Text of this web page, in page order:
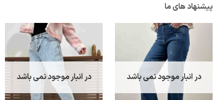
پیشنهاد های ما
در انبار موجود نمی باشد در انبار موجود نمی باشد